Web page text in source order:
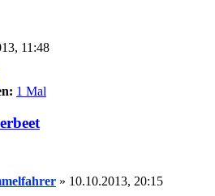
11:48
1 Mal
» 10.10.2013, 20:15